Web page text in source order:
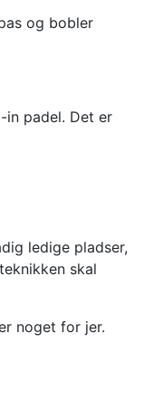
og bobler
padel. Det er
ledige pladser,
skal
noget for jer.